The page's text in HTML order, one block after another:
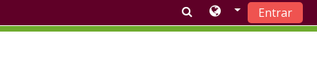
Entrar